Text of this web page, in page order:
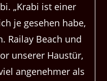
„Krabi ist einer
je gesehen habe,
Railay Beach und
unserer Haustür,
angenehmer als